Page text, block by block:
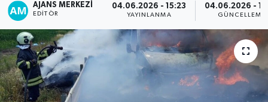
AJANS MERKEZI
EDITÖR
04.06.2026 - 15:23
YAYINLANMA
04.06.2026 -
GÜNCELLEME